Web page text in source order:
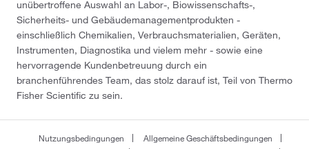
unübertroffene Auswahl an Labor-, Biowissenschafts-,
Sicherheits- und Gebäudemanagementprodukten -
einschließlich Chemikalien, Verbrauchsmaterialien, Geräten,
Instrumenten, Diagnostika und vielem mehr - sowie eine
hervorragende Kundenbetreuung durch ein
branchenführendes Team, das stolz darauf ist, Teil von Thermo
Fisher Scientific zu sein.
Nutzungsbedingungen
Allgemeine Geschäftsbedingungen